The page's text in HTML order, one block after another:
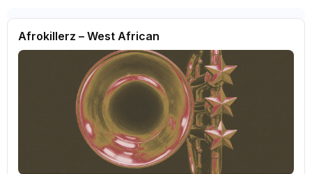
Afrokillerz – West African